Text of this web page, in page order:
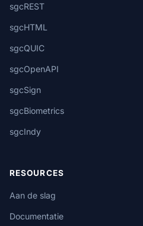
sgcREST
sgcHTML
sgcQUIC
sgcOpenAPI
sgcSign
sgcBiometrics
sgcIndy
RESOURCES
Aan de slag
Documentatie